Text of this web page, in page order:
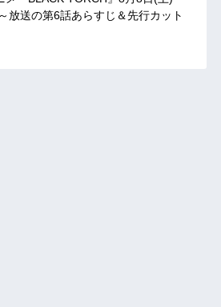
放送の第6話あらすじ＆先行カット